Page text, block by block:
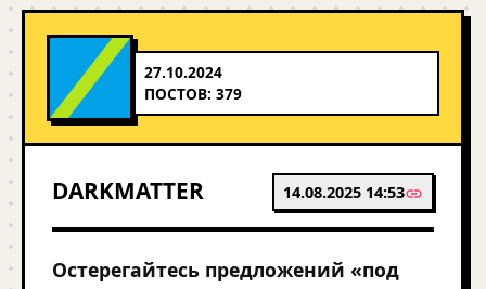
27.10.2024
ПОСТОВ: 379
DARKMATTER 14.08.2025 14:53
Остерегайтесь предложений «под